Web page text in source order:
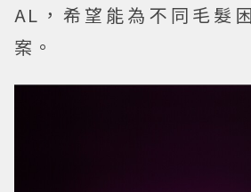
AL，希望能為不同毛髮
案。